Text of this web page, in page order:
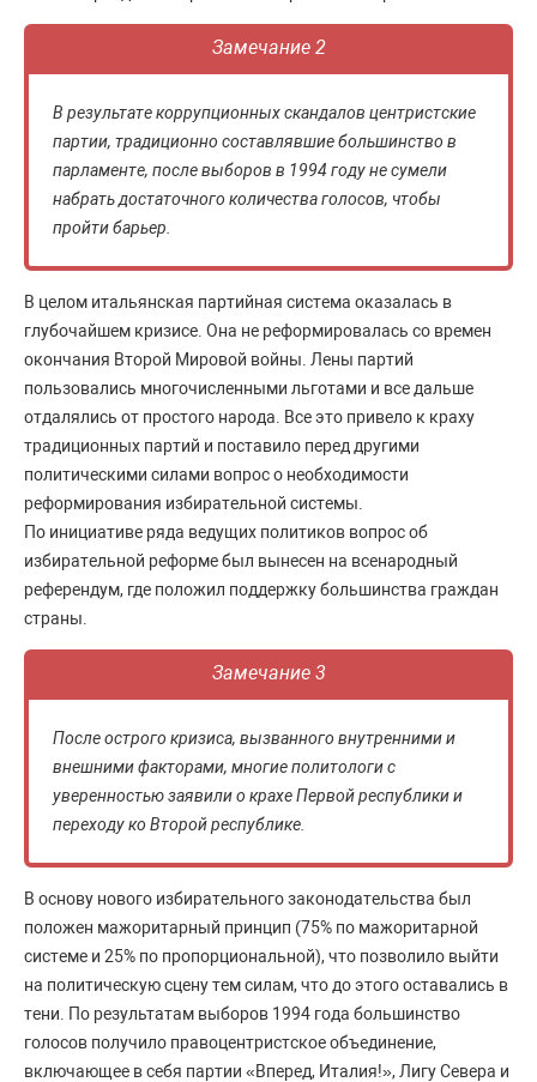
Замечание 2
В результате коррупционных скандалов центристские
партии, традиционно составлявшие большинство в
парламенте, после выборов в 1994 году не сумели
набрать достаточного количества голосов, чтобы
пройти барьер.
В целом итальянская партийная система оказалась в
глубочайшем кризисе. Она не реформировалась со времен
окончания Второй Мировой войны. Лены партий
пользовались многочисленными льготами и все дальше
отдалялись от простого народа. Все это привело к краху
традиционных партий и поставило перед другими
политическими силами вопрос о необходимости
реформирования избирательной системы.
По инициативе ряда ведущих политиков вопрос об
избирательной реформе был вынесен на всенародный
референдум, где положил поддержку большинства граждан
страны.
Замечание 3
После острого кризиса, вызванного внутренними и
внешними факторами, многие политологи с
уверенностью заявили о крахе Первой республики и
переходу ко Второй республике.
В основу нового избирательного законодательства был
положен мажоритарный принцип (75% по мажоритарной
системе и 25% по пропорциональной), что позволило выйти
на политическую сцену тем силам, что до этого оставались в
тени. По результатам выборов 1994 года большинство
голосов получило правоцентристское объединение,
включающее в себя партии «Вперед, Италия!», Лигу Севера и